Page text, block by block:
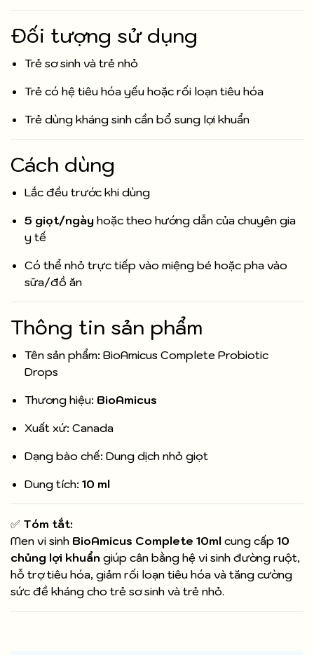
Đối tượng sử dụng
Trẻ sơ sinh và trẻ nhỏ
Trẻ có hệ tiêu hóa yếu hoặc rối loạn tiêu hóa
Trẻ dùng kháng sinh cần bổ sung lợi khuẩn
Cách dùng
Lắc đều trước khi dùng
5 giọt/ngày hoặc theo hướng dẫn của chuyên gia
y tế
Có thể nhỏ trực tiếp vào miệng bé hoặc pha vào
sữa/đồ ăn
Thông tin sản phẩm
Tên sản phẩm: BioAmicus Complete Probiotic
Drops
Thương hiệu: BioAmicus
Xuất xứ: Canada
Dạng bào chế: Dung dịch nhỏ giọt
Dung tích: 10 ml
✅ Tóm tắt:
Men vi sinh BioAmicus Complete 10ml cung cấp 10
chủng lợi khuẩn giúp cân bằng hệ vi sinh đường ruột,
hỗ trợ tiêu hóa, giảm rối loạn tiêu hóa và tăng cường
sức đề kháng cho trẻ sơ sinh và trẻ nhỏ.